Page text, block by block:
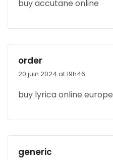
buy accutane online
order
20 juin 2024 at 19h46
buy lyrica online europe
generic